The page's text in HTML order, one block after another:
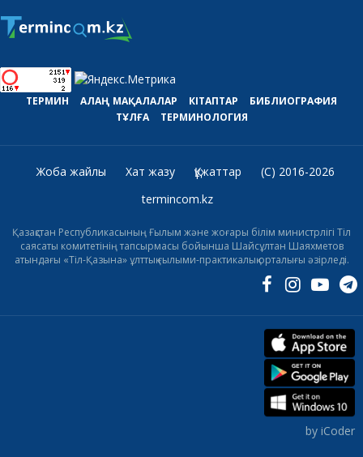
ТЕРМИН АЛАҢ МАҚАЛАЛАР КІТАПТАР
БИБЛИОГРАФИЯ
ТҰЛҒА
ТЕРМИНОЛОГИЯ
Жоба жайлы Хат жазу Құжаттар
(C) 2016-2026
termincom.kz
Қазақстан Республикасының Ғылым және жоғары білім министрлігі Тіл
саясаты комитетінің тапсырмасы бойынша Шайсұлтан Шаяхметов
атындағы «Тіл-Қазына» ұлттық ғылыми-практикалық орталығы әзірледі.
by iCoder